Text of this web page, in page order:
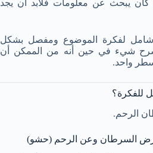
يبحث عن معلومات فلابد أن يجد
لفكرة الموضوع ومفصل بشكل
شيء في حين أنه من الممكن أن
واحد.
للفكرة؟
الرحم.